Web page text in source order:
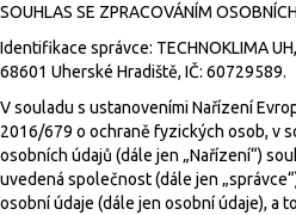
SOUHLAS SE ZPRACOVÁNÍM
Identifikace správce: TECHNOKLIMA
68601 Uherské Hradiště, IČ: 60729589.
V souladu s ustanoveními Nařízení
2016/679 o ochraně fyzických osob, v
osobních údajů (dále jen „Nařízení“)
uvedená společnost (dále jen
osobní údaje (dále jen osobní údaje), a